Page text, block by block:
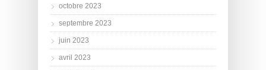
octobre 2023
septembre 2023
juin 2023
avril 2023